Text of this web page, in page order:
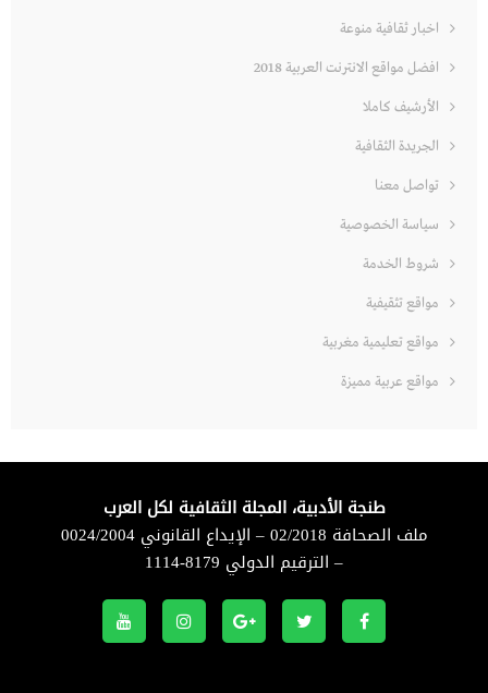
اخبار ثقافية منوعة
افضل مواقع الانترنت العربية 2018
الأرشيف كاملا
الجريدة الثقافية
تواصل معنا
سياسة الخصوصية
شروط الخدمة
مواقع تثقيفية
مواقع تعليمية مغربية
مواقع عربية مميزة
طنجة الأدبية، المجلة الثقافية لكل العرب
ملف الصحافة 02/2018 – الإيداع القانوني 0024/2004
– الترقيم الدولي 8179-1114